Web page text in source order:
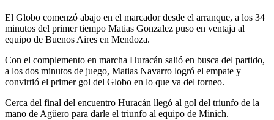
El Globo comenzó abajo en el marcador desde el arranque, a los 34
minutos del primer tiempo Matias Gonzalez puso en ventaja al
equipo de Buenos Aires en Mendoza.
Con el complemento en marcha Huracán salió en busca del partido,
a los dos minutos de juego, Matias Navarro logró el empate y
convirtió el primer gol del Globo en lo que va del torneo.
Cerca del final del encuentro Huracán llegó al gol del triunfo de la
mano de Agüero para darle el triunfo al equipo de Minich.